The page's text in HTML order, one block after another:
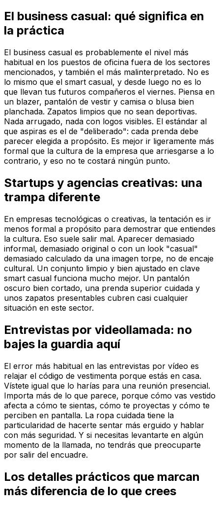
El business casual: qué significa en
la práctica
El business casual es probablemente el nivel más
habitual en los puestos de oficina fuera de los sectores
mencionados, y también el más malinterpretado. No es
lo mismo que el smart casual, y desde luego no es lo
que llevan tus futuros compañeros el viernes. Piensa en
un blazer, pantalón de vestir y camisa o blusa bien
planchada. Zapatos limpios que no sean deportivas.
Nada arrugado, nada con logos visibles. El estándar al
que aspiras es el de "deliberado": cada prenda debe
parecer elegida a propósito. Es mejor ir ligeramente más
formal que la cultura de la empresa que arriesgarse a lo
contrario, y eso no te costará ningún punto.
Startups y agencias creativas: una
trampa diferente
En empresas tecnológicas o creativas, la tentación es ir
menos formal a propósito para demostrar que entiendes
la cultura. Eso suele salir mal. Aparecer demasiado
informal, demasiado original o con un look "casual"
demasiado calculado da una imagen torpe, no de encaje
cultural. Un conjunto limpio y bien ajustado en clave
smart casual funciona mucho mejor. Un pantalón
oscuro bien cortado, una prenda superior cuidada y
unos zapatos presentables cubren casi cualquier
situación en este sector.
Entrevistas por videollamada: no
bajes la guardia aquí
El error más habitual en las entrevistas por vídeo es
relajar el código de vestimenta porque estás en casa.
Vístete igual que lo harías para una reunión presencial.
Importa más de lo que parece, porque cómo vas vestido
afecta a cómo te sientas, cómo te proyectas y cómo te
perciben en pantalla. La ropa cuidada tiene la
particularidad de hacerte sentar más erguido y hablar
con más seguridad. Y si necesitas levantarte en algún
momento de la llamada, no tendrás que preocuparte
por salir del encuadre.
Los detalles prácticos que marcan
más diferencia de lo que crees